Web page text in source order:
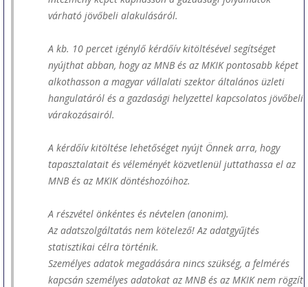
várható jövőbeli alakulásáról.
A kb. 10 percet igénylő kérdőív kitöltésével segítséget
nyújthat abban, hogy az MNB és az MKIK pontosabb képet
alkothasson a magyar vállalati szektor általános üzleti
hangulatáról és a gazdasági helyzettel kapcsolatos jövőbeli
várakozásairól.
A kérdőív kitöltése lehetőséget nyújt Önnek arra, hogy
tapasztalatait és véleményét közvetlenül juttathassa el az
MNB és az MKIK döntéshozóihoz.
A részvétel önkéntes és névtelen (anonim).
Az adatszolgáltatás nem kötelező! Az adatgyűjtés
statisztikai célra történik.
Személyes adatok megadására nincs szükség, a felmérés
kapcsán személyes adatokat az MNB és az MKIK nem rögzít